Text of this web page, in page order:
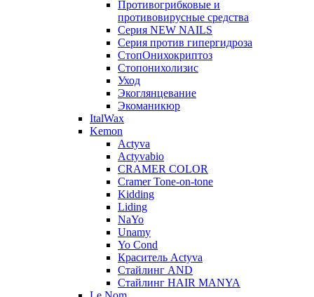
Противогрибковые и
противовирусные средства
Серия NEW NAILS
Серия против гипергидроза
СтопОнихокриптоз
Стопонихолизис
Уход
Экоглянцевание
Экоманикюр
ItalWax
Kemon
Actyva
Actyvabio
CRAMER COLOR
Cramer Tone-on-tone
Kidding
Liding
NaYo
Unamy
Yo Cond
Краситель Actyva
Стайлинг AND
Стайлинг HAIR MANYA